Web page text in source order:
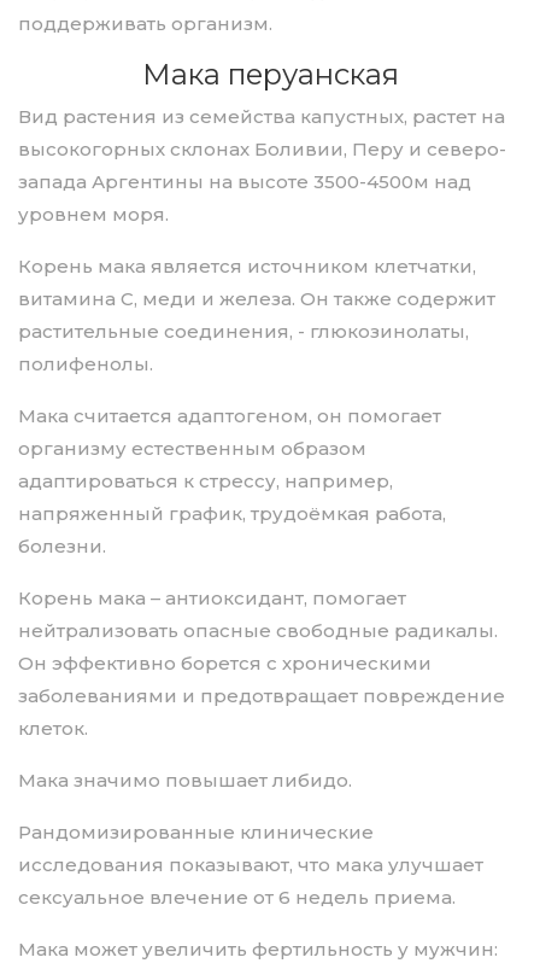
поддерживать организм.
Мака перуанская
Вид растения из семейства капустных, растет на
высокогорных склонах Боливии, Перу и северо-
запада Аргентины на высоте 3500-4500м над
уровнем моря.
Корень мака является источником клетчатки,
витамина С, меди и железа. Он также содержит
растительные соединения, - глюкозинолаты,
полифенолы.
Мака считается адаптогеном, он помогает
организму естественным образом
адаптироваться к стрессу, например,
напряженный график, трудоёмкая работа,
болезни.
Корень мака – антиоксидант, помогает
нейтрализовать опасные свободные радикалы.
Он эффективно борется с хроническими
заболеваниями и предотвращает повреждение
клеток.
Мака значимо повышает либидо.
Рандомизированные клинические
исследования показывают, что мака улучшает
сексуальное влечение от 6 недель приема.
Мака может увеличить фертильность у мужчин: